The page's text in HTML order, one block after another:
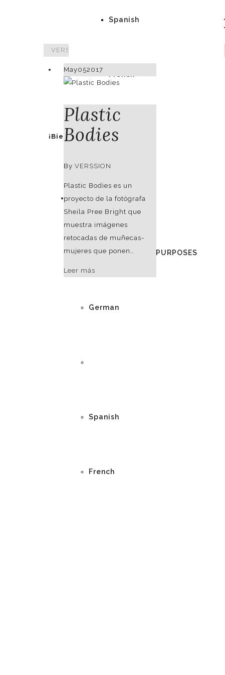
Spanish
¡Bienvenidos!
Idioma
DEMO - EXAMPLE PURPOSES
German
Spanish
French
VERSSION
May052017
Plastic
Bodies
By VERSSION
Plastic Bodies es un
proyecto de la fotógrafa
Sheila Pree Bright que
muestra imágenes
retocadas de muñecas-
mujeres que ponen…
Leer más